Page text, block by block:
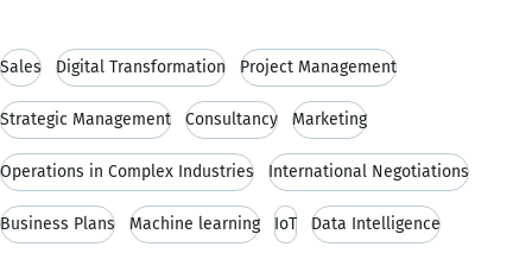
Sales Digital Transformation Project Management
Strategic Management Consultancy Marketing
Operations in Complex Industries International Negotiations
Business Plans Machine learning IoT Data Intelligence